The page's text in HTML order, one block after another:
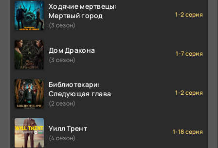
Ходячие мертвецы:
Мертвый город
(3 сезон)
1-2 серия
Дом Дракона
(3 сезон)
1-7 серия
Библиотекари:
Следующая глава
(2 сезон)
1-2 серия
Уилл Трент
(4 сезон)
1-18 серия